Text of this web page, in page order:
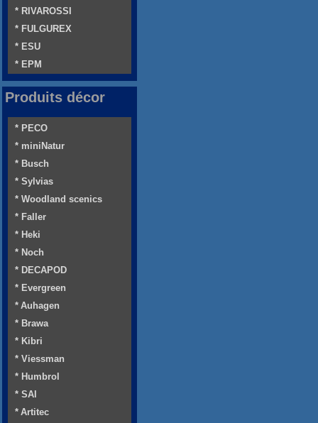
* RIVAROSSI
* FULGUREX
* ESU
* EPM
Produits décor
* PECO
* miniNatur
* Busch
* Sylvias
* Woodland scenics
* Faller
* Heki
* Noch
* DECAPOD
* Evergreen
* Auhagen
* Brawa
* Kibri
* Viessman
* Humbrol
* SAI
* Artitec